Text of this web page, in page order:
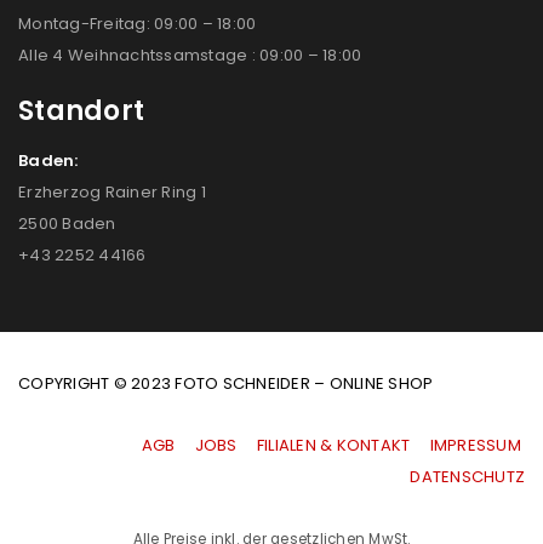
Montag-Freitag: 09:00 – 18:00
Alle 4 Weihnachtssamstage : 09:00 – 18:00
Standort
Baden:
Erzherzog Rainer Ring 1
2500 Baden
+43 2252 44166
COPYRIGHT © 2023 FOTO SCHNEIDER – ONLINE SHOP
AGB JOBS FILIALEN & KONTAKT
IMPRESSUM
|DATENSCHUTZ
Alle Preise inkl. der gesetzlichen MwSt.